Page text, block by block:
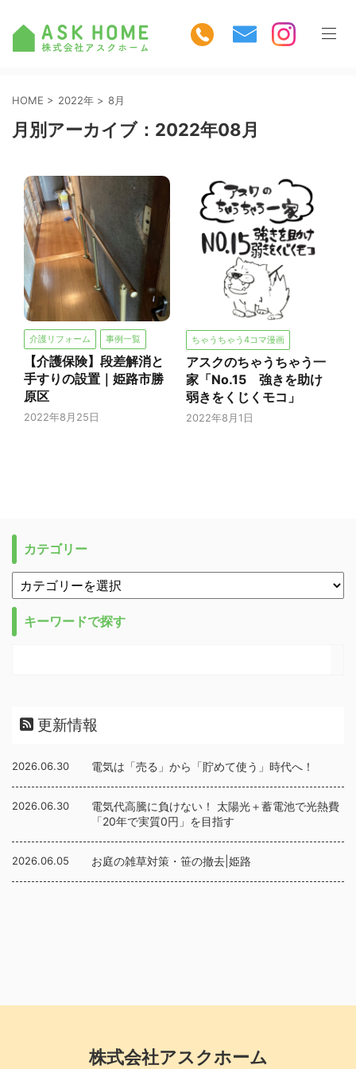
HOME > 2022年 > 8月
月別アーカイブ：2022年08月
介護リフォーム 事例一覧
【介護保険】段差解消と
手すりの設置｜姫路市勝
原区
2022年8月25日
ちゃうちゃう4コマ漫画
アスクのちゃうちゃう一
家「No.15 強きを助け
弱きをくじくモコ」
2022年8月1日
カテゴリー
キーワードで探す
更新情報
2026.06.30 電気は「売る」から「貯めて使う」時代へ！
2026.06.30
電気代高騰に負けない！ 太陽光＋蓄電池で光熱費
「20年で実質0円」を目指す
2026.06.05 お庭の雑草対策・笹の撤去|姫路
株式会社アスクホーム